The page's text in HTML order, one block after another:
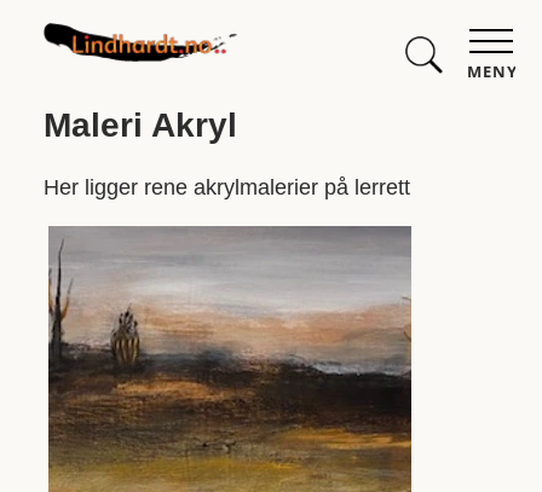
MENY
Maleri Akryl
Her ligger rene akrylmalerier på lerrett